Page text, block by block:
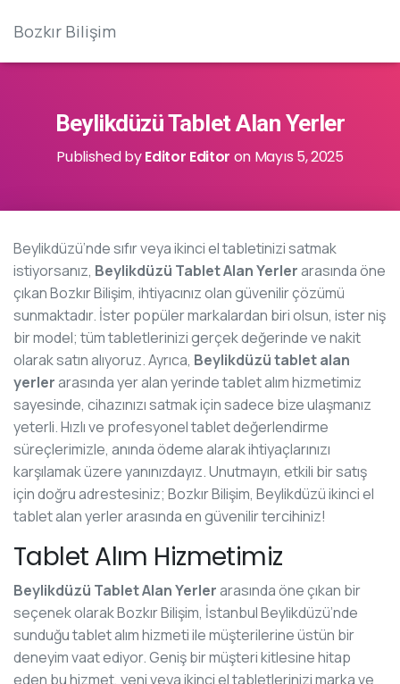
Bozkır Bilişim
Beylikdüzü Tablet Alan Yerler
Published byEditor Editor on Mayıs 5, 2025
Beylikdüzü’nde sıfır veya ikinci el tabletinizi satmak
istiyorsanız, Beylikdüzü Tablet Alan Yerlerarasında öne
çıkan Bozkır Bilişim, ihtiyacınız olan güvenilir çözümü
sunmaktadır. İster popüler markalardan biri olsun, ister niş
bir model; tüm tabletlerinizi gerçek değerinde ve nakit
olarak satın alıyoruz. Ayrıca, Beylikdüzü tablet alan
yerlerarasında yer alan yerinde tablet alım hizmetimiz
sayesinde, cihazınızı satmak için sadece bize ulaşmanız
yeterli. Hızlı ve profesyonel tablet değerlendirme
süreçlerimizle, anında ödeme alarak ihtiyaçlarınızı
karşılamak üzere yanınızdayız. Unutmayın, etkili bir satış
için doğru adrestesiniz; Bozkır Bilişim, Beylikdüzü ikinci el
tablet alan yerler arasında en güvenilir tercihiniz!
Tablet Alım Hizmetimiz
Beylikdüzü Tablet Alan Yerlerarasında öne çıkan bir
seçenek olarak Bozkır Bilişim, İstanbul Beylikdüzü’nde
sunduğu tablet alım hizmeti ile müşterilerine üstün bir
deneyim vaat ediyor. Geniş bir müşteri kitlesine hitap
eden bu hizmet, yeni veya ikinci el tabletlerinizi marka ve